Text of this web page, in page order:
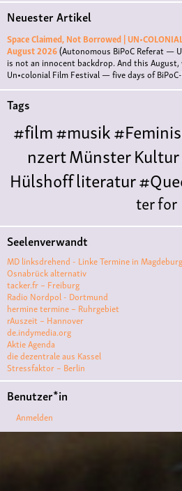
Neuester Artikel
Space Claimed, Not Borrowed |
August 2026(Autonomous BiPoC Referat —
is not an innocent backdrop. And this
Un•colonial Film Festival — five days of
Tags
#film#musik
nzertMünsterKultur
Hülshoffliteratur
ter for
LiteraturePolyamorie
Polyamorietreff
MonogamieCNM#jazz
ismuskunstantisemitismus
VKqueer#Demo
ve#film #kino
#filmclub#Münster
#menschenrechte
g#solidarität
Seelenverwandt
MD linksdrehend - Linke Termine in Magdeburg
Osnabrück alternativ
tacker.fr – Freiburg
Radio Nordpol - Dortmund
hermine termine – Ruhrgebiet
rAuszeit – Hannover
de.indymedia.org
Aktie Agenda
die dezentrale aus Kassel
Stressfaktor – Berlin
Benutzer*in
Anmelden